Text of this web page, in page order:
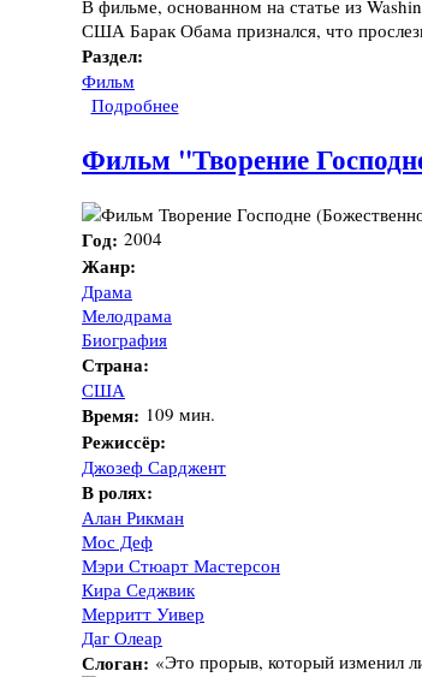
В фильме, основанном на статье из
США Барак Обама признался, что
Раздел:
Фильм
Подробнее
Фильм "Творение
Год: 2004
Жанр:
Драма
Мелодрама
Биография
Страна:
США
Время: 109 мин.
Режиссёр:
Джозеф Сарджент
В ролях:
Алан Рикман
Мос Деф
Мэри Стюарт Мастерсон
Кира Седжвик
Мерритт Уивер
Даг Олеар
Слоган: «Это прорыв, который изменил